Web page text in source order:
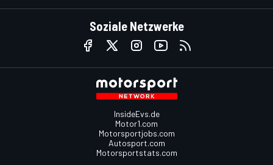
Soziale Netzwerke
InsideEvs.de
Motor1.com
Motorsportjobs.com
Autosport.com
Motorsportstats.com